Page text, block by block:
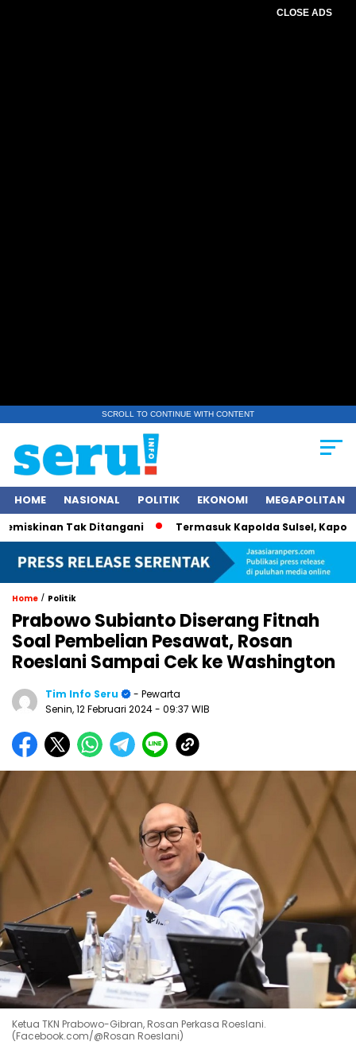
CLOSE ADS
SCROLL TO CONTINUE WITH CONTENT
HOME NASIONAL POLITIK EKONOMI MEGAPOLITAN
Tak Ditangani Termasuk Kapolda Sulsel, Kapolri
Home / Politik
Prabowo Subianto Diserang Fitnah
Soal Pembelian Pesawat, Rosan
Roeslani Sampai Cek ke Washington
Tim Info Seru
- Pewarta
Senin, 12 Februari 2024- 09:37 WIB
Ketua TKN Prabowo-Gibran, Rosan Perkasa Roeslani.
(Facebook.com/@Rosan Roeslani)